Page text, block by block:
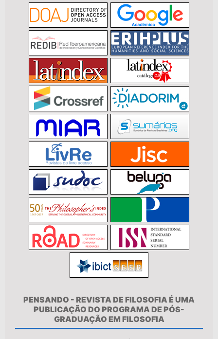
PENSANDO - REVISTA DE FILOSOFIA É UMA
PUBLICAÇÃO DO PROGRAMA DE PÓS-
GRADUAÇÃO EM FILOSOFIA